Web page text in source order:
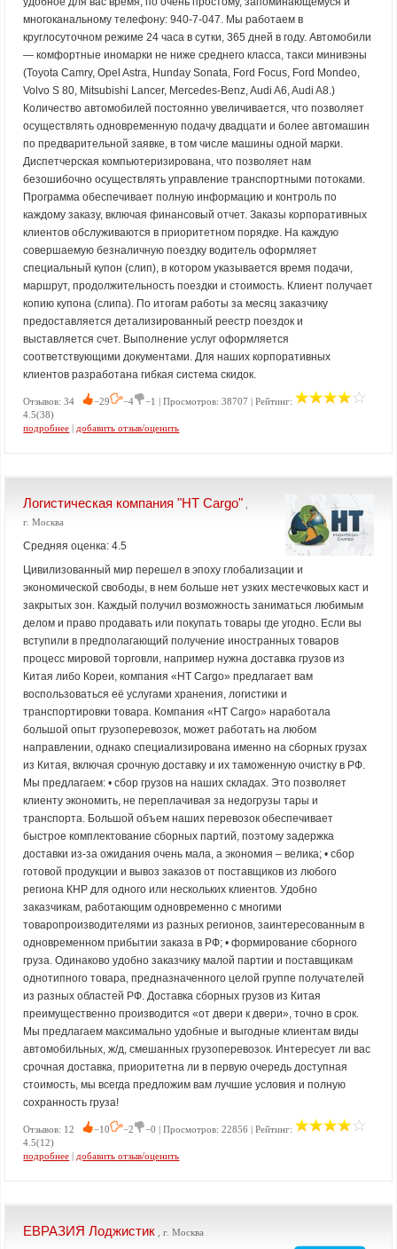
многоканальному телефону: 940-7-047. Мы работаем в
круглосуточном режиме 24 часа в сутки, 365 дней в году. Автомобили
— комфортные иномарки не ниже среднего класса, такси минивэны
(Toyota Camry, Opel Astra, Hunday Sonata, Ford Focus, Ford Mondeo,
Volvo S 80, Mitsubishi Lancer, Mercedes-Benz, Audi A6, Audi A8.)
Количество автомобилей постоянно увеличивается, что позволяет
осуществлять одновременную подачу двадцати и более автомашин
по предварительной заявке, в том числе машины одной марки.
Диспетчерская компьютеризирована, что позволяет нам
безошибочно осуществлять управление транспортными потоками.
Программа обеспечивает полную информацию и контроль по
каждому заказу, включая финансовый отчет. Заказы корпоративных
клиентов обслуживаются в приоритетном порядке. На каждую
совершаемую безналичную поездку водитель оформляет
специальный купон (слип), в котором указывается время подачи,
маршрут, продолжительность поездки и стоимость. Клиент получает
копию купона (слипа). По итогам работы за месяц заказчику
предоставляется детализированный реестр поездок и
выставляется счет. Выполнение услуг оформляется
соответствующими документами. Для наших корпоративных
клиентов разработана гибкая система скидок.
Отзывов: 34 −29 −4
−1 | Просмотров: 38707 | Рейтинг:
4.5(38)
подробнее | добавить отзыв/оценить
Логистическая компания "HT Cargo"
г. Москва
Средняя оценка: 4.5
Цивилизованный мир перешел в эпоху глобализации и
экономической свободы, в нем больше нет узких местечковых каст и
закрытых зон. Каждый получил возможность заниматься любимым
делом и право продавать или покупать товары где угодно. Если вы
вступили в предполагающий получение иностранных товаров
процесс мировой торговли, например нужна доставка грузов из
Китая либо Кореи, компания «HT Cargo» предлагает вам
воспользоваться её услугами хранения, логистики и
транспортировки товара. Компания «HT Cargo» наработала
большой опыт грузоперевозок, может работать на любом
направлении, однако специализирована именно на сборных грузах
из Китая, включая срочную доставку и их таможенную очистку в РФ.
Мы предлагаем: • сбор грузов на наших складах. Это позволяет
клиенту экономить, не переплачивая за недогрузы тары и
транспорта. Большой объем наших перевозок обеспечивает
быстрое комплектование сборных партий, поэтому задержка
доставки из-за ожидания очень мала, а экономия – велика; • сбор
готовой продукции и вывоз заказов от поставщиков из любого
региона КНР для одного или нескольких клиентов. Удобно
заказчикам, работающим одновременно с многими
товаропроизводителями из разных регионов, заинтересованным в
одновременном прибытии заказа в РФ; • формирование сборного
груза. Одинаково удобно заказчику малой партии и поставщикам
однотипного товара, предназначенного целой группе получателей
из разных областей РФ. Доставка сборных грузов из Китая
преимущественно производится «от двери к двери», точно в срок.
Мы предлагаем максимально удобные и выгодные клиентам виды
автомобильных, ж/д, смешанных грузоперевозок. Интересует ли вас
срочная доставка, приоритетна ли в первую очередь доступная
стоимость, мы всегда предложим вам лучшие условия и полную
сохранность груза!
Отзывов: 12 −10 −2
−0 | Просмотров: 22856 | Рейтинг:
4.5(12)
подробнее | добавить отзыв/оценить
ЕВРАЗИЯ Лоджистик , г. Москва